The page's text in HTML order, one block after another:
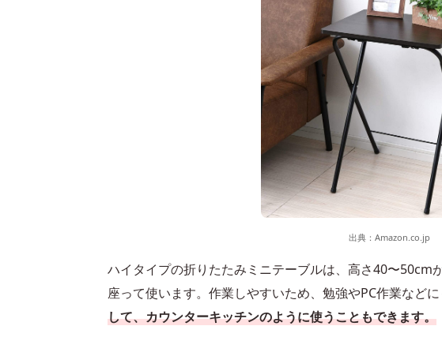
出典： Amazon.co.jp
ハイタイプの折りたたみミニテーブルは、高さ40〜50cm
座って使います。作業しやすいため、勉強やPC作業などに
して、カウンターキッチンのように使うこともできます。